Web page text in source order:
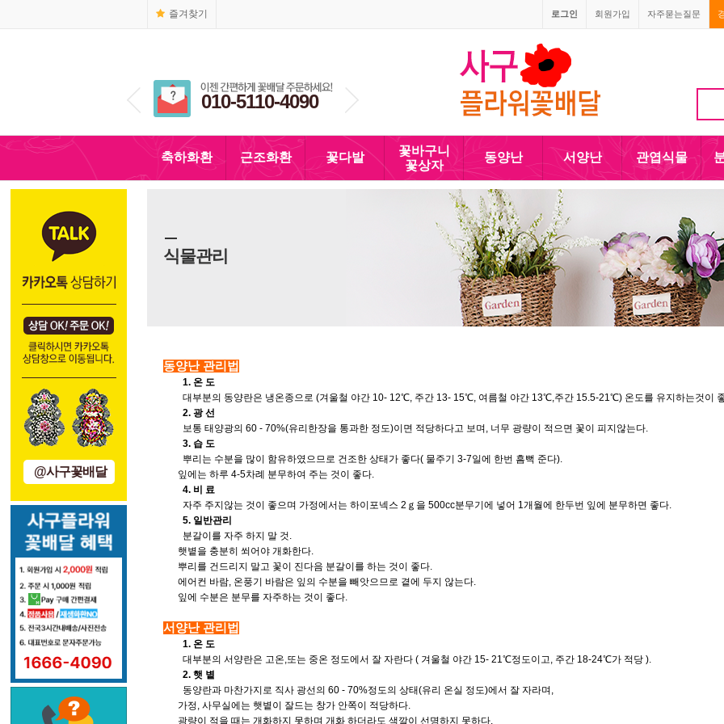
즐겨찾기 자주묻는질문
회원가입
로그인
1666-4090 010-5110-4090 1666-4090 010-5110-4090
축하화환 근조화환 꽃다발
꽃바구니
꽃상자
동양난 서양난 관엽식물
@사구꽃배달
식물관리
동양난 관리법
1. 온 도
대부분의 동양란은 냉온종으로 (겨울철 야간 10- 12℃, 주간 13- 15℃, 여름철 야간 13℃,주간 15.5-21℃) 온도를 유지하는것이
2. 광 선
보통 태양광의 60 - 70%(유리한장을 통과한 정도)이면 적당하다고 보며, 너무 광량이 적으면 꽃이 피지않는다.
3. 습 도
뿌리는 수분을 많이 함유하였으므로 건조한 상태가 좋다( 물주기 3-7일에 한번 흠뻑 준다).
잎에는 하루 4-5차례 분무하여 주는 것이 좋다.
4. 비 료
자주 주지않는 것이 좋으며 가정에서는 하이포넥스 2ｇ을 500cc분무기에 넣어 1개월에 한두번 잎에 분무하면 좋다.
5. 일반관리
분갈이를 자주 하지 말 것.
햇볕을 충분히 쐬어야 개화한다.
뿌리를 건드리지 말고 꽃이 진다음 분갈이를 하는 것이 좋다.
에어컨 바람, 온풍기 바람은 잎의 수분을 빼앗으므로 곁에 두지 않는다.
잎에 수분은 분무를 자주하는 것이 좋다.
서양난 관리법
1. 온 도
대부분의 서양란은 고온,또는 중온 정도에서 잘 자란다 ( 겨울철 야간 15- 21℃정도이고, 주간 18-24℃가 적당 ).
2. 햇 볕
동양란과 마찬가지로 직사 광선의 60 - 70%정도의 상태(유리 온실 정도)에서 잘 자라며,
가정, 사무실에는 햇볕이 잘드는 창가 안쪽이 적당하다.
광량이 적을 때는 개화하지 못하며 개화 하더라도 색깔이 선명하지 못하다.